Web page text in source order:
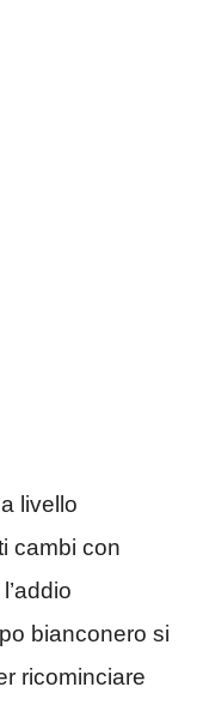
livello
cambi con
bianconero si
ricominciare